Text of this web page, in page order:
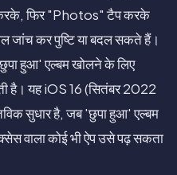
फिर "Photos" टैप करके
जांच कर पुष्टि या बदल सकते हैं।
हुआ' एल्बम खोलने के लिए
है। यह iOS 16 (सितंबर 2022
सुधार है, जब 'छुपा हुआ' एल्बम
वाला कोई भी ऐप उसे पढ़ सकता